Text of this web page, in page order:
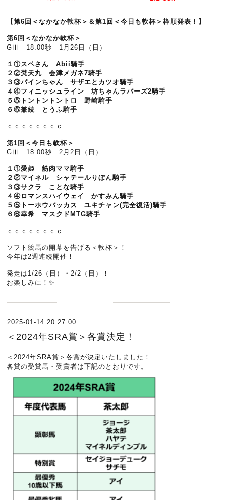
【第6回＜なかなか軟杯＞＆第1回＜今日も軟杯＞枠順発表！】
第6回＜なかなか軟杯＞
GⅢ 18.00秒 1月26日（日）
１①スペさん Abii騎手
２②梵天丸 会津メガネ7騎手
３③パインちゃん サザエとカツオ騎手
４④フィニッシュライン 坊ちゃんラバーズ2騎手
５⑤トントントントロ 野崎騎手
６⑥兼続 とうふ騎手
ｃｃｃｃｃｃｃｃ
第1回＜今日も軟杯＞
GⅢ 18.00秒 2月2日（日）
１①愛姫 筋肉ママ騎手
２②マイネル シャテールりぼん騎手
３③サクラ ことな騎手
４④ロマンスハイウェイ かすみん騎手
５⑤トーホウバッカス ユキチャン(完全復活)騎手
６⑥幸希 マスクドMTG騎手
ｃｃｃｃｃｃｃｃ
ソフト競馬の開幕を告げる＜軟杯＞！
今年は2週連続開催！
発走は1/26（日）・2/2（日）！
お楽しみに！✨
2025-01-14 20:27:00
＜2024年SRA賞＞各賞決定！
＜2024年SRA賞＞各賞が決定いたしました！
各賞の受賞馬・受賞者は下記のとおりです。